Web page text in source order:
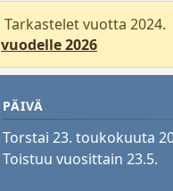
Tarkastelet vuotta 2024.
vuodelle 2026
PÄIVÄ
Torstai 23. toukokuuta
Toistuu vuosittain 23.5.